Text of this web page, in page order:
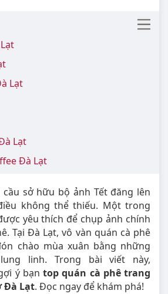
Lạt
Lạt
Đà Lạt
sở hữu bộ ảnh Tết đăng lên
không thể thiếu. Một trong
yêu thích để chụp ảnh chính
Tại Đà Lạt, vô vàn quán cà phê
chào mùa xuân bằng những
linh. Trong bài viết này,
ý bạntop quán cà phê trang
Đà Lạt. Đọc ngay để khám phá!